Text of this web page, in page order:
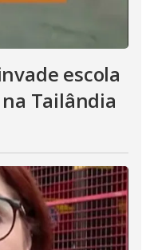
escola
Tailândia